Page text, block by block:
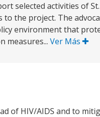
selected activities of
the project. The
environment that
measures... Ver Más
of HIV/AIDS and to